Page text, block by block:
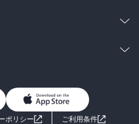
男子向けラノベ
お問い合わせ
ポリシー
ご利用条件